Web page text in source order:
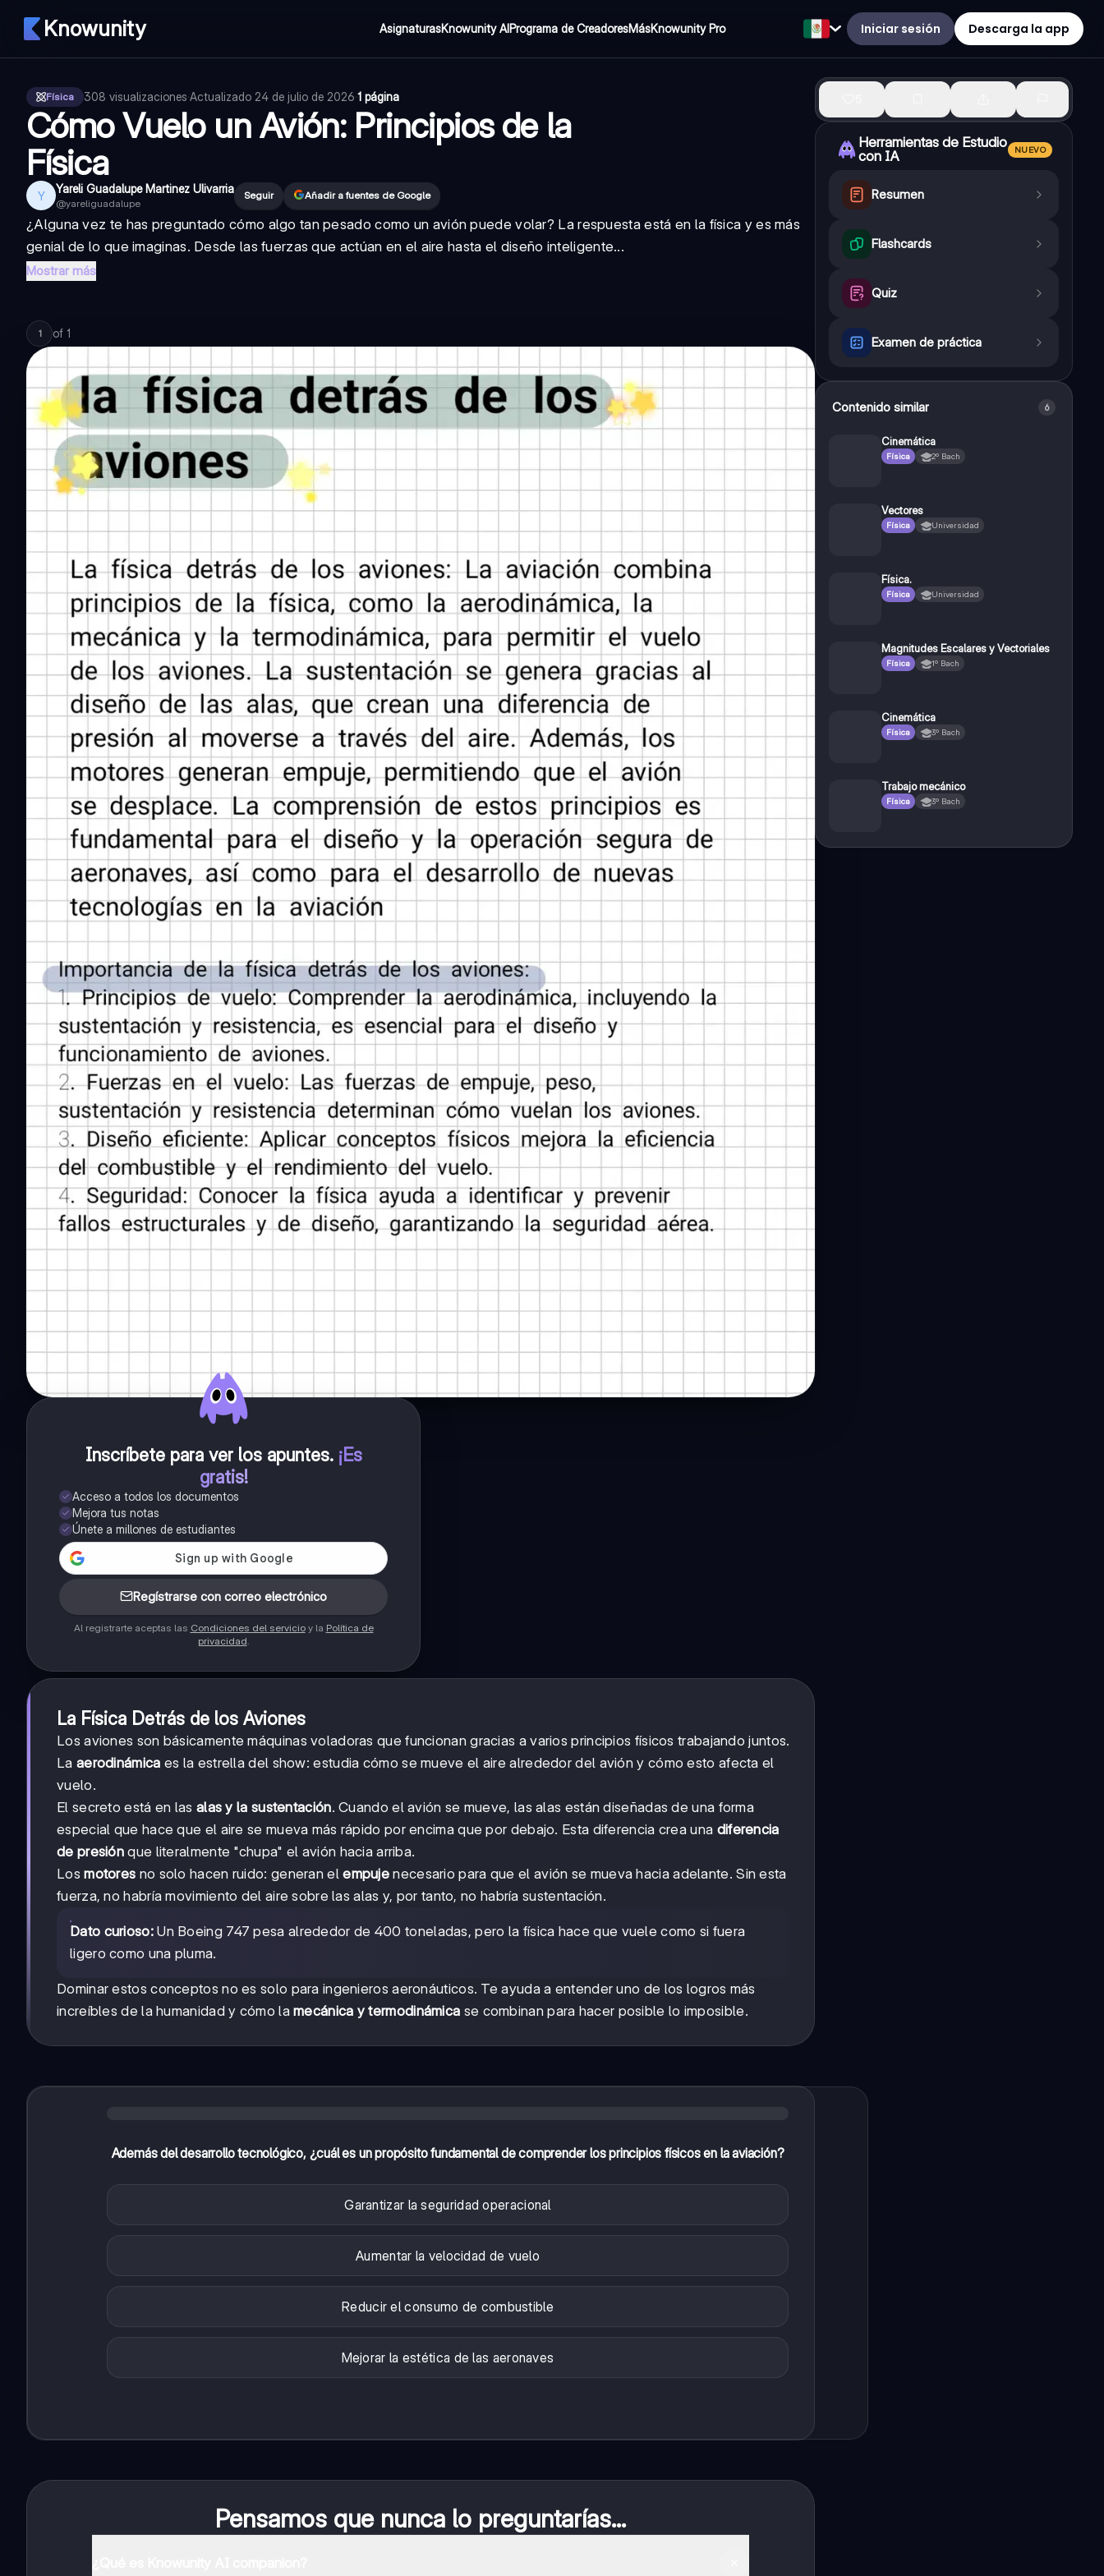
Knowunity AsignaturasKnowunity AIPrograma de CreadoresMásKnowunity Pro Iniciar sesión Descarga la app
Física 308 visualizaciones·Actualizado 24 de julio de 2026·1 página
Cómo Vuelo un Avión: Principios de la
Física
Y Yareli Guadalupe Martinez Ulivarria
@yareliguadalupe
Seguir Añadir a fuentes de Google
¿Alguna vez te has preguntado cómo algo tan pesado como un avión puede volar? La respuesta está en la física y es más
genial de lo que imaginas. Desde las fuerzas que actúan en el aire hasta el diseño inteligente...
Mostrar más
1 of 1
Inscríbete para ver los apuntes. ¡Es
gratis!
Acceso a todos los documentos
Mejora tus notas
Únete a millones de estudiantes
Regístrarse con correo electrónico
Al registrarte aceptas las Condiciones del servicioy la Política de
privacidad.
La Física Detrás de los Aviones
Los aviones son básicamente máquinas voladoras que funcionan gracias a varios principios físicos trabajando juntos.
La aerodinámica es la estrella del show: estudia cómo se mueve el aire alrededor del avión y cómo esto afecta el
vuelo.
El secreto está en las alas y la sustentación. Cuando el avión se mueve, las alas están diseñadas de una forma
especial que hace que el aire se mueva más rápido por encima que por debajo. Esta diferencia crea una diferencia
de presión que literalmente "chupa" el avión hacia arriba.
Losmotores no solo hacen ruido: generan elempuje necesario para que el avión se mueva hacia adelante. Sin esta
fuerza, no habría movimiento del aire sobre las alas y, por tanto, no habría sustentación.
Dato curioso:Un Boeing 747 pesa alrededor de 400 toneladas, pero la física hace que vuele como si fuera
ligero como una pluma.
Dominar estos conceptos no es solo para ingenieros aeronáuticos. Te ayuda a entender uno de los logros más
increíbles de la humanidad y cómo lamecánica y termodinámica se combinan para hacer posible lo imposible.
Además del desarrollo tecnológico, ¿cuál es un propósito fundamental de comprender los principios físicos en la aviación?
Garantizar la seguridad operacional
Aumentar la velocidad de vuelo
Reducir el consumo de combustible
Mejorar la estética de las aeronaves
Pensamos que nunca lo preguntarías...
Herramientas de Estudio
con IA
NUEVO
Resumen
Flashcards
Quiz
Examen de práctica
Contenido similar 6
Cinemática
Física 2º Bach
Vectores
Física Universidad
Física.
Física Universidad
Magnitudes Escalares y Vectoriales
Física 1º Bach
Cinemática
Física 3º Bach
Trabajo mecánico
Física 3º Bach